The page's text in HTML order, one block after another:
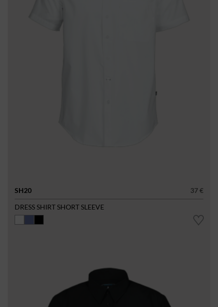
SH20
37 €
DRESS SHIRT SHORT SLEEVE